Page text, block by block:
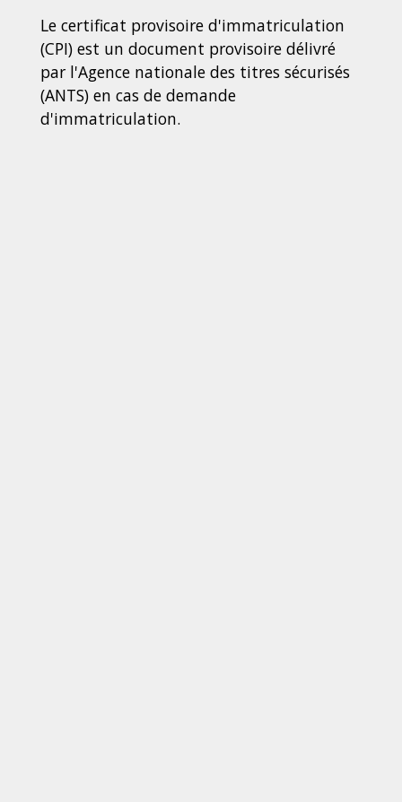
Le certificat provisoire d'immatriculation
(CPI) est un document provisoire délivré
par l'Agence nationale des titres sécurisés
(ANTS) en cas de demande
d'immatriculation.